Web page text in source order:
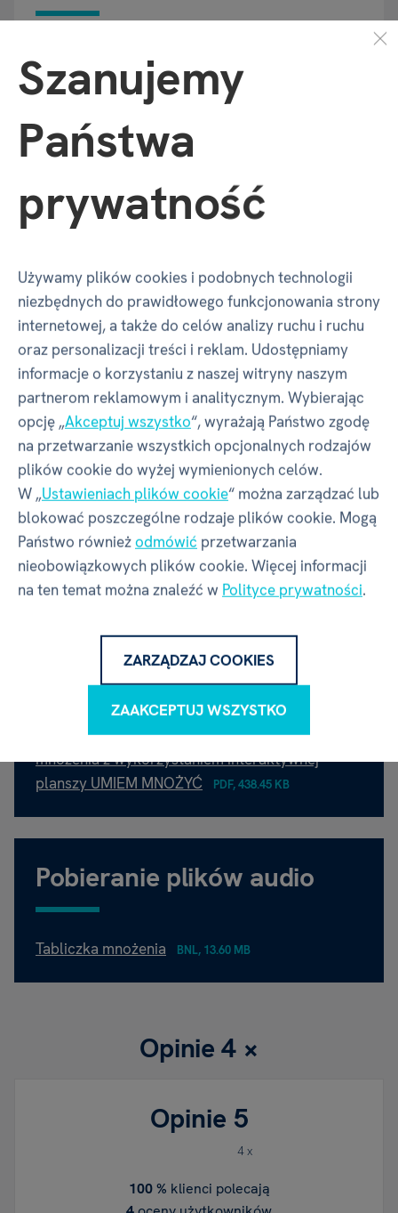
Wysokość
Waga
Producent - w rozumieniu
GPSR
Nazwa ALBI Česká republika a.s.
Adres
Thámova 289/13, Karlín | Praga |
186 00 | Czechy
Kontakt info@albi.cz
Pliki do pobrania
Propozycja zajęć utrwalających tabliczkę
mnożenia z wykorzystaniem interaktywnej
planszy UMIEM MNOŻYĆ
PDF, 438.45 KB
Pobieranie plików audio
Tabliczka mnożenia BNL, 13.60 MB
Opinie4 ×
Opinie 5
4 x
100 % klienci polecają
Szanujemy
Państwa
prywatność
Używamy plików cookies i podobnych technologii
niezbędnych do prawidłowego funkcjonowania strony
internetowej, a także do celów analizy ruchu i ruchu
oraz personalizacji treści i reklam. Udostępniamy
informacje o korzystaniu z naszej witryny naszym
partnerom reklamowym i analitycznym. Wybierając
opcję „Akceptuj wszystko“, wyrażają Państwo zgodę
na przetwarzanie wszystkich opcjonalnych rodzajów
plików cookie do wyżej wymienionych celów.
W „Ustawieniach plików cookie“ można zarządzać lub
blokować poszczególne rodzaje plików cookie. Mogą
Państwo równieżodmówić przetwarzania
nieobowiązkowych plików cookie. Więcej informacji
na ten temat można znaleźć w Polityce prywatności.
ZARZĄDZAJ COOKIES
ZAAKCEPTUJ WSZYSTKO